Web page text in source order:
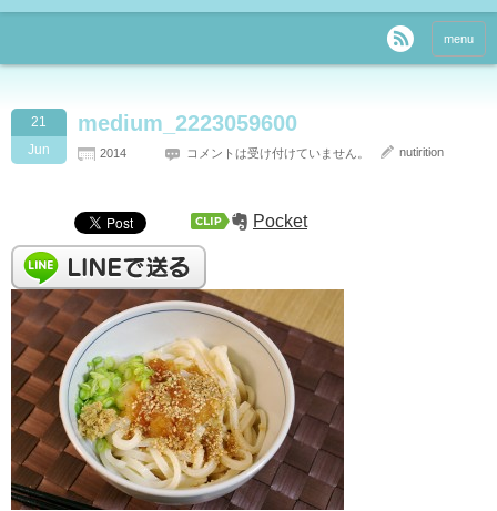
menu
21
Jun
medium_2223059600
2014 コメントは受け付けていません。 nutirition
Pocket